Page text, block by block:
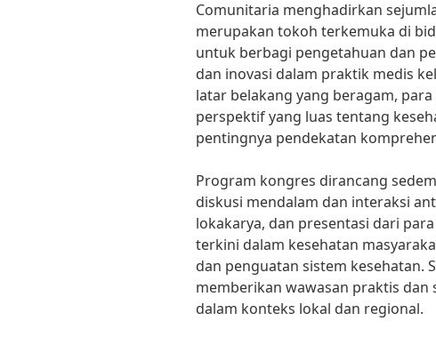
Comunitaria menghadirkan
merupakan tokoh terkemuka di
untuk berbagi pengetahuan dan
dan inovasi dalam praktik medis
latar belakang yang beragam,
perspektif yang luas tentang
pentingnya pendekatan
Program kongres dirancang
diskusi mendalam dan interaksi
lokakarya, dan presentasi dari
terkini dalam kesehatan
dan penguatan sistem kesehatan.
memberikan wawasan praktis
dalam konteks lokal dan regional.